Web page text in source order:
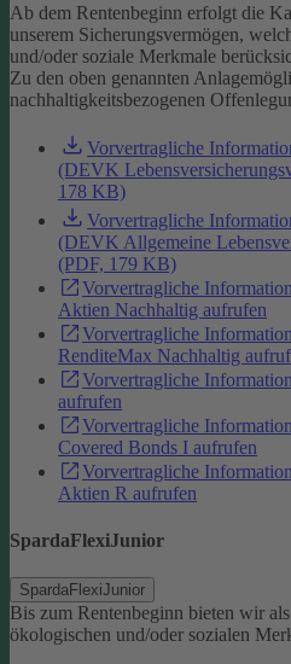
Ab dem Rentenbeginn erfolgt die
unserem Sicherungsvermögen,
und/oder soziale Merkmale
Zu den oben genannten
nachhaltigkeitsbezogenen
Vorvertragliche
(DEVK
178 KB)
Vorvertragliche
(DEVK Allgemeine
(PDF, 179 KB)
Vorvertragliche
Aktien Nachhaltig aufrufen
Vorvertragliche
RenditeMax Nachhaltig
Vorvertragliche
aufrufen
Vorvertragliche
Covered Bonds I aufrufen
Vorvertragliche
Aktien R aufrufen
SpardaFlexiJunior
SpardaFlexiJunior
Bis zum Rentenbeginn bieten wir
ökologischen und/oder sozialen